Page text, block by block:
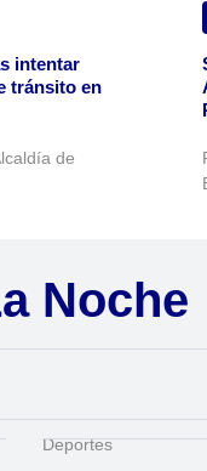
intentar
tránsito en
de
Noche
Deportes